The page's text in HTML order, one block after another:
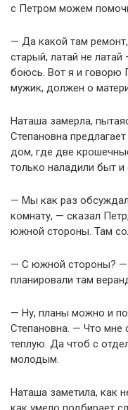
с Петром можем
— Да какой там
старый, латай не
боюсь. Вот я и говорю
мужик, должен о
Наташа замерла,
Степановна
дом, где две
только наладили быт
— Мы как раз
комнату, — сказал
южной стороны. Там
— С южной стороны? —
планировали там
— Ну, планы можно и
Степановна. — Что
теплую. Да чтоб с
молодым.
Наташа заметила, как